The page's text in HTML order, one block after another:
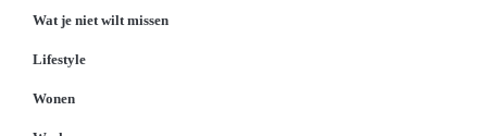
Wat je niet wilt missen
Lifestyle
Wonen